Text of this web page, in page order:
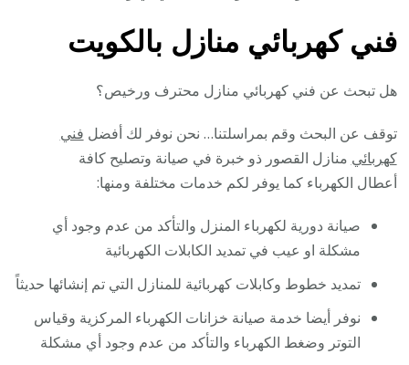
فني كهربائي منازل بالكويت
هل تبحث عن فني كهربائي منازل محترف ورخيص؟
توقف عن البحث وقم بمراسلتنا… نحن نوفر لك أفضل فني
كهربائي منازل القصور ذو خبرة في صيانة وتصليح كافة
أعطال الكهرباء كما يوفر لكم خدمات مختلفة ومنها:
صيانة دورية لكهرباء المنزل والتأكد من عدم وجود أي
مشكلة او عيب في تمديد الكابلات الكهربائية
تمديد خطوط وكابلات كهربائية للمنازل التي تم إنشائها حديثاً
نوفر أيضا خدمة صيانة خزانات الكهرباء المركزية وقياس
التوتر وضغط الكهرباء والتأكد من عدم وجود أي مشكلة